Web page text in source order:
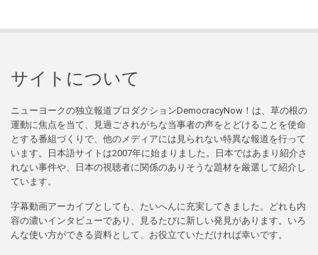
サイトについて
ニューヨークの独立報道プロダクションDemocracyNow！は、草の根の
運動に焦点を当て、見過ごされがちな当事者の声をとどけることを使命
とする番組づくりで、他のメディアには見られない特異な報道を行って
います。日本語サイトは2007年に始まりました。日本ではあまり紹介さ
れない事件や、日本の視聴者に関係のありそうな題材を厳選して紹介し
ています。
字幕動画アーカイブとしても、たいへんに充実してきました。どれも内
容の濃いインタビューであり、見るたびに新しい発見があります。いろ
んな使い方ができる資料として、お役立ていただければ幸いです。